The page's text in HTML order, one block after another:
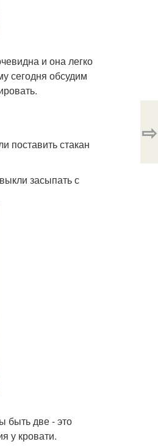
и она легко
сегодня обсудим
поставить стакан
засыпать с
быть две - это
у кровати.
⇨